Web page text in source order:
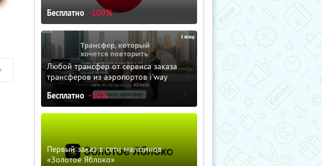
Бесплатно -100%
Любой трансфер от сервиса заказа
трансферов из аэропортов i'way
Бесплатно -10%
Первый заказ в сети магазинов
«Золотое Яблоко»